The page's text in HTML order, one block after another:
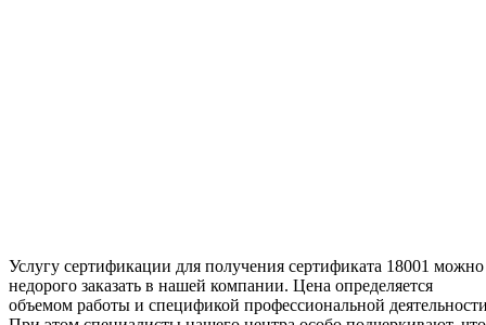
Услугу сертификации для получения сертификата 18001 можно
недорого заказать в нашей компании. Цена определяется
объемом работы и спецификой профессиональной